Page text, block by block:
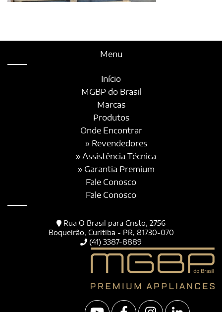
Menu
Início
MGBP do Brasil
Marcas
Produtos
Onde Encontrar
» Revendedores
» Assistência Técnica
» Garantia Premium
Fale Conosco
Fale Conosco
Rua O Brasil para Cristo, 2756
Boqueirão, Curitiba - PR, 81730-070
(41) 3387-8889